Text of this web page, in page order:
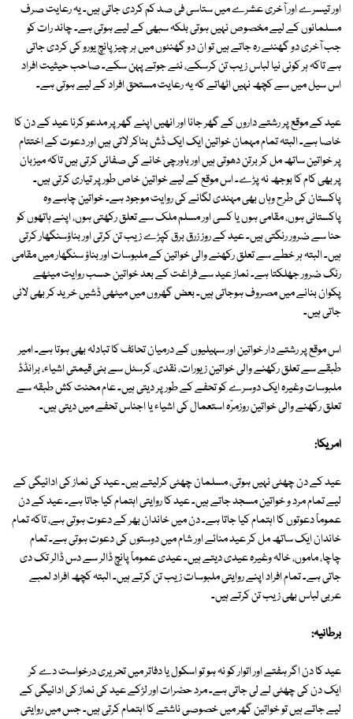
اور تیسرے اور آخری عشرے میں ستاسی فی صد کم کردی جاتی ہیں۔ یہ رعایت صرف
مسلمانوں کے لیے مخصوص نہیں ہوتی بلکہ سبھی کے لیے ہوتی ہے۔ چاند رات کو
جب آخری دو گھنٹے رہ جاتے ہیں تو ان دو گھنٹوں میں ہر چیز پانچ یورو کی کردی جاتی
ہے تاکہ ہر کوئی نیا لباس زیب تن کرسکے، نئے جوتے پہن سکے۔ صاحب حیثیت افراد
اس سیل میں سے کچھ نہیں اٹھاتے کہ یہ رعایت مستحق افراد کے لیے ہوتی ہے۔
عید کے موقع پر رشتے داروں کے گھر جانا اور انھیں اپنے گھر پر مدعو کرنا عید کے دن کا
خاصا ہے۔ البتہ تمام مہمان خواتین ایک ایک ڈش بناکر لاتی ہیں اور دعوت کے اختتام
پر خواتین ساتھ مل کر برتن دھوتی ہیں اور باورچی خانے کی صفائی کرتی ہیں تاکہ میزبان
پر بھی کام کا بوجھ نہ پڑے۔ اس موقع کے لیے خواتین خاص طور پر تیاری کرتی ہیں۔
پاکستان کی طرح وہاں بھی مہندی لگانے کی روایت موجود ہے۔ خواتین چاہے وہ
پاکستانی ہوں، مقامی ہوں یا کسی اور مسلم ملک سے تعلق رکھتی ہوں، اپنے ہاتھوں کو
حنا سے ضرور رنگتی ہیں۔ عید کے روز زرق برق کپڑے زیب تن کرتی اور بناؤسنگھار کرتی
ہیں۔ البتہ ہر خطے سے تعلق رکھنے والی خواتین کے ملبوسات اور بناؤ سنگھار میں مقامی
رنگ ضرور جھلکتا ہے۔ نماز عید سے فراغت کے بعد خواتین حسب روایت میٹھے
پکوان بنانے میں مصروف ہوجاتی ہیں۔ بعض گھروں میں میٹھی ڈشیں خرید کر بھی لائی
جاتی ہیں۔
اس موقع پر رشتے دار خواتین اور سہیلیوں کے درمیان تحائف کا تبادلہ بھی ہوتا ہے۔ امیر
طبقے سے تعلق رکھنے والی خواتین زیورات، نقدی، کرسٹل سے بنی قیمتی اشیاء، برانڈڈ
ملبوسات وغیرہ ایک دوسرے کو تحفے کے طور پر دیتی ہیں۔ عام محنت کش طبقہ سے
تعلق رکھنے والی خواتین روزمرّہ استعمال کی اشیاء یا اجناس تحفے میں دیتی ہیں۔
امریکا:
عید کے دن چھٹی نہیں ہوتی، مسلمان چھٹی کرلیتے ہیں۔ عید کی نماز کی ادائیگی کے
لیے تمام مرد و خواتین مسجد جاتے ہیں۔ عید کا روایتی اہتمام کیا جاتا ہے۔ عید کے دن
عموماً دعوتوں کا اہتمام کیا جاتا ہے۔ دن میں خاندان بھر کے دعوت ہوتی ہے، تاکہ تمام
خاندان ایک ساتھ مل کر عید منائے اور شام میں دوستوں کی دعوت ہوتی ہے۔ تمام
چاچا، ماموں، خالہ وغیرہ عیدی دیتے ہیں۔ عیدی عموماً پانچ ڈالر سے دس ڈالر تک دی
جاتی ہے۔ تمام افراد اپنے روایتی ملبوسات زیب تن کرتے ہیں۔ البتہ کچھ افراد لمبے
عربی لباس بھی زیب تن کرتے ہیں۔
برطانیہ:
عید کا دن اگر ہفتے اور اتوار کو نہ ہو تو اسکول یا دفاتر میں تحریری درخواست دے کر
ایک دن کی چھٹی لے لی جاتی ہے۔ مرد حضرات اور لڑکے عید کی نماز کی ادائیگی کے
لیے جاتے ہیں تو خواتین گھر میں خصوصی ناشتے کا اہتمام کرتی ہیں۔ جس میں روایتی